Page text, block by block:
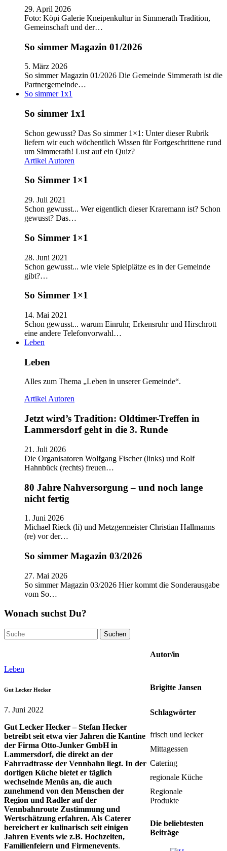
29. April 2026
Foto: Köpi Galerie Kneipenkultur in Simmerath Tradition,
Gemeinschaft und der…
So simmer Magazin 01/2026
5. März 2026
So simmer Magazin 01/2026 Die Gemeinde Simmerath ist die
Partnergemeinde…
So simmer 1x1
So simmer 1x1
Schon gewusst? Das So simmer 1×1: Unter dieser Rubrik
liefern wir euch wöchentlich Wissen für Fortgeschrittene rund
um Simmerath! Lust auf ein Quiz?
Artikel Autoren
So Simmer 1×1
29. Juli 2021
Schon gewusst... Wer eigentlich dieser Kraremann ist? Schon
gewusst? Das…
So Simmer 1×1
28. Juni 2021
Schon gewusst... wie viele Spielplätze es in der Gemeinde
gibt?…
So Simmer 1×1
14. Mai 2021
Schon gewusst... warum Einruhr, Erkensruhr und Hirschrott
eine andere Telefonvorwahl…
Leben
Leben
Alles zum Thema „Leben in unserer Gemeinde“.
ArtikelAutoren
Jetzt wird’s Tradition: Oldtimer-Treffen in
Lammersdorf geht in die 3. Runde
21. Juli 2026
Die Organisatoren Wolfgang Fischer (links) und Rolf
Hahnbück (rechts) freuen…
80 Jahre Nahversorgung – und noch lange
nicht fertig
1. Juni 2026
Michael Rieck (li) und Metzgermeister Christian Hallmanns
(re) vor der…
So simmer Magazin 03/2026
27. Mai 2026
So simmer Magazin 03/2026 Hier kommt die Sonderausgabe
vom So…
Wonach suchst Du?
Suchen
nach:
Leben
Gut Lecker Hecker
7. Juni 2022
Gut Lecker Hecker – Stefan Hecker
betreibt seit etwa vier Jahren die Kantine
der Firma Otto-Junker GmbH in
Lammersdorf, die direkt an der
Fahrradtrasse der Vennbahn liegt. In der
dortigen Küche bietet er täglich
wechselnde Menüs an, die auch
zunehmend von den Menschen der
Region und Radler auf der
Vennbahnroute Zustimmung und
Wertschätzung erfahren. Als Caterer
bereichert er kulinarisch seit einigen
Jahren Events wie z.B. Hochzeiten,
Familienfeiern und Firmenevents.
Autor/in
Brigitte Jansen
Schlagwörter
frisch und lecker
Mittagessen
Catering
regionale Küche
Regionale
Produkte
Die beliebtesten
Beiträge